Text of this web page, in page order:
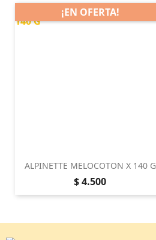
ALPINETTE MELOCOTON X 140 G
Precio
$ 4.500
¡EN OFERTA!